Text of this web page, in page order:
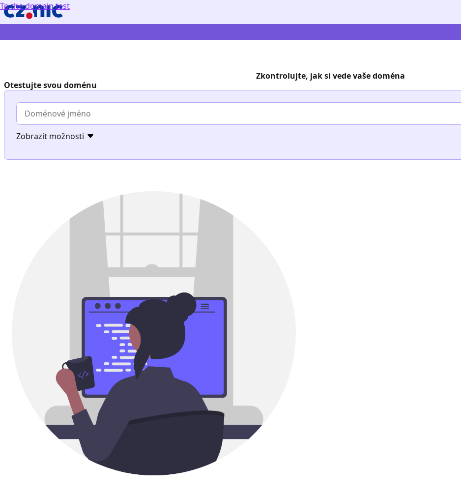
To the domain test
Zkontrolujte, jak si vede vaše doména
Otestujte svou doménu
Doménové
jméno
Zobrazit možnosti